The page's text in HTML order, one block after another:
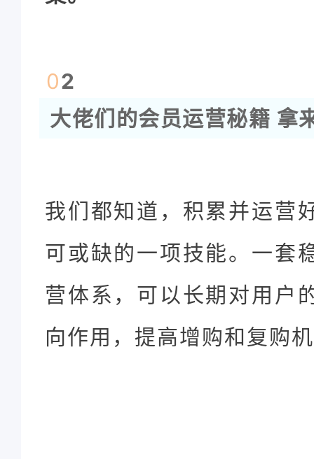
02
大佬们的会员运营秘籍 拿
我们都知道，积累并运营
可或缺的一项技能。一套
营体系，可以长期对用户
向作用，提高增购和复购